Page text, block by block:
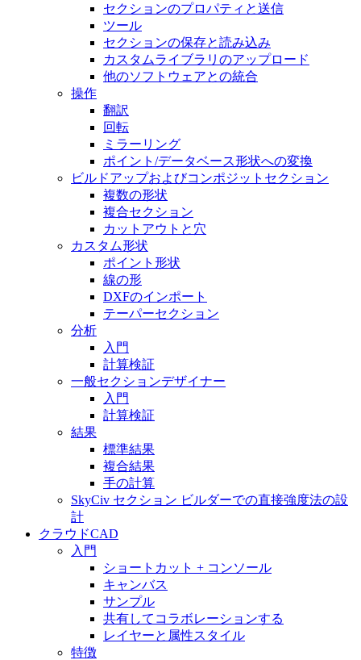
セクションのプロパティと送信
ツール
セクションの保存と読み込み
カスタムライブラリのアップロード
他のソフトウェアとの統合
操作
翻訳
回転
ミラーリング
ポイント/データベース形状への変換
ビルドアップおよびコンポジットセクション
複数の形状
複合セクション
カットアウトと穴
カスタム形状
ポイント形状
線の形
DXFのインポート
テーパーセクション
分析
入門
計算検証
一般セクションデザイナー
入門
計算検証
結果
標準結果
複合結果
手の計算
SkyCiv セクション ビルダーでの直接強度法の設
計
クラウドCAD
入門
ショートカット + コンソール
キャンバス
サンプル
共有してコラボレーションする
レイヤーと属性スタイル
特徴